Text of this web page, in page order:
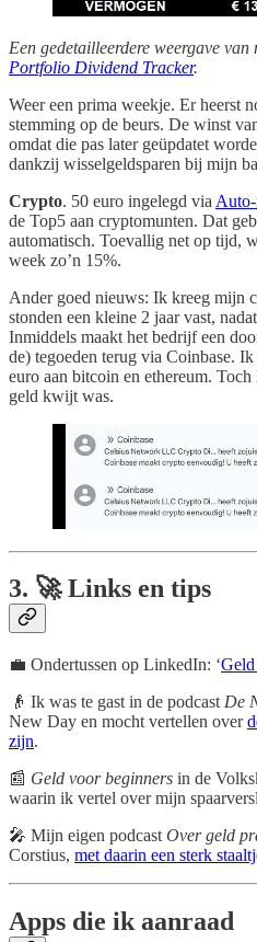
Een gedetailleerdere weergave
Portfolio Dividend Tracker.
Weer een prima weekje. Er heerst
stemming op de beurs. De winst
omdat die pas later geüpdatet
dankzij wisselgeldsparen bij mijn
Crypto. 50 euro ingelegd via
de Top5 aan cryptomunten. Dat
automatisch. Toevallig net op tijd,
week zo’n 15%.
Ander goed nieuws: Ik kreeg mijn
stonden een kleine 2 jaar vast,
Inmiddels maakt het bedrijf een
de) tegoeden terug via Coinbase.
euro aan bitcoin en ethereum.
geld kwijt was.
3. 🚀 Links en tips
💼 Ondertussen op LinkedIn: ‘
👴 Ik was te gast in de podcast De
New Day en mocht vertellen over
zijn.
📰 Geld voor beginners in de
waarin ik vertel over mijn
🎤 Mijn eigen podcast Over geld
Corstius, met daarin een sterk
Apps die ik aanraad